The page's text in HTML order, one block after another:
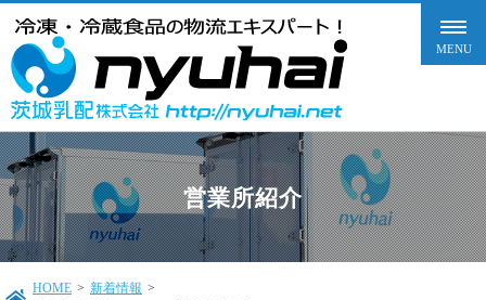
営業所紹介
HOME > 新着情報 >